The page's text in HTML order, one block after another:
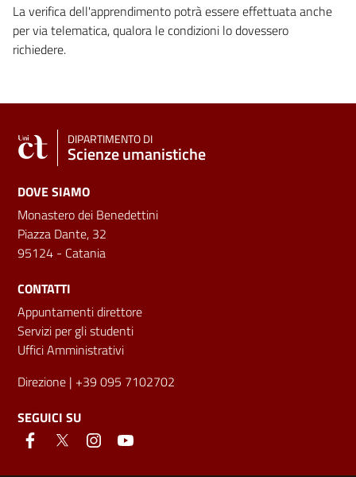
La verifica dell'apprendimento potrà essere effettuata anche
per via telematica, qualora le condizioni lo dovessero
richiedere.
DIPARTIMENTO DI
Scienze umanistiche
DOVE SIAMO
Monastero dei Benedettini
Piazza Dante, 32
95124 - Catania
CONTATTI
Appuntamenti direttore
Servizi per gli studenti
Uffici Amministrativi
Direzione | +39 095 7102702
SEGUICI SU